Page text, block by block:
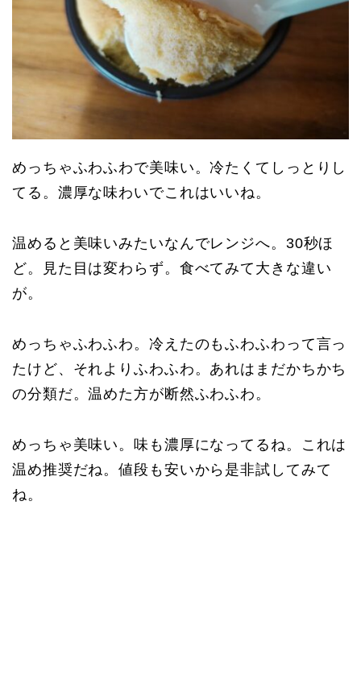
めっちゃふわふわで美味い。冷たくてしっとりし
てる。濃厚な味わいでこれはいいね。
温めると美味いみたいなんでレンジへ。30秒ほ
ど。見た目は変わらず。食べてみて大きな違い
が。
めっちゃふわふわ。冷えたのもふわふわって言っ
たけど、それよりふわふわ。あれはまだかちかち
の分類だ。温めた方が断然ふわふわ。
めっちゃ美味い。味も濃厚になってるね。これは
温め推奨だね。値段も安いから是非試してみて
ね。